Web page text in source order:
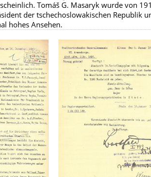
Tomáš G. Masaryk wurde von
der tschechoslowakischen Republik
hohes Ansehen.